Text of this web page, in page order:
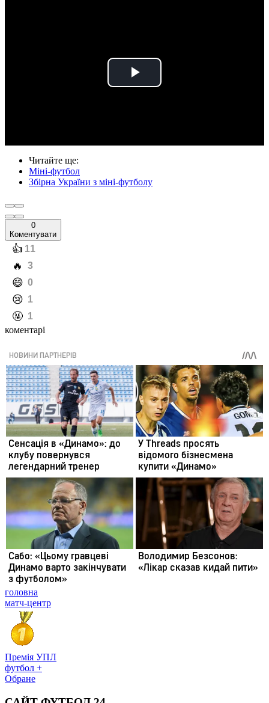
Play
Читайте ще:
Міні-футбол
Збірна України з міні-футболу
0
Коментувати
️👍 11
️🔥 3
️😄 0
️😢 1
️🤬 1
коментарі
головна
матч-центр
Премія УПЛ
футбол +
Обране